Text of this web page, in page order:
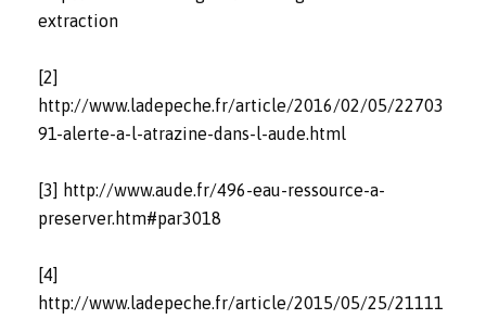
extraction
[2]
http://www.ladepeche.fr/article/2016/02/05/22703
91-alerte-a-l-atrazine-dans-l-aude.html
[3] http://www.aude.fr/496-eau-ressource-a-
preserver.htm#par3018
[4]
http://www.ladepeche.fr/article/2015/05/25/21111